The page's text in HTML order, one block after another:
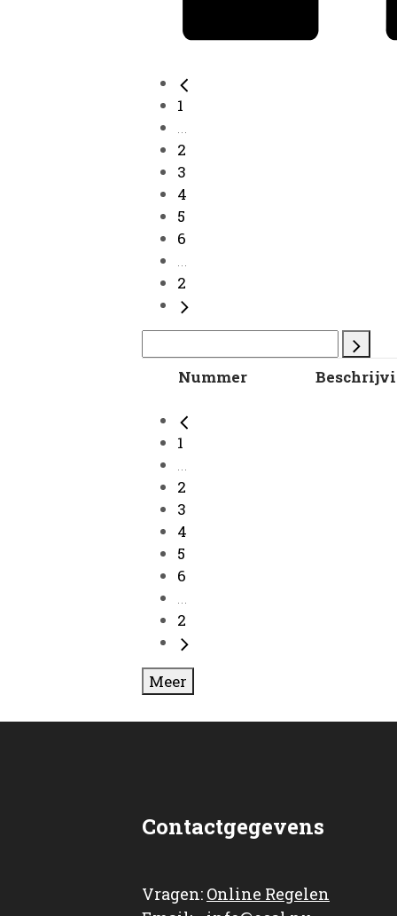
1
...
2
3
4
5
6
...
2
Nummer
1
...
2
3
4
5
6
...
2
Meer
Contactgegevens
Vragen: Online Regelen